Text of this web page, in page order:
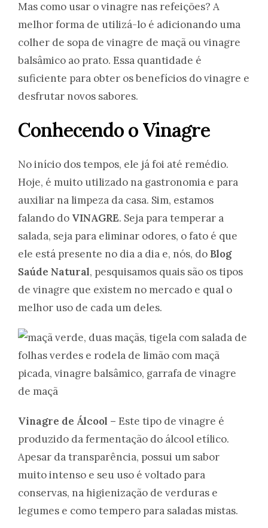
Mas como usar o vinagre nas refeições? A
melhor forma de utilizá-lo é adicionando uma
colher de sopa de vinagre de maçã ou vinagre
balsâmico ao prato. Essa quantidade é
suficiente para obter os benefícios do vinagre e
desfrutar novos sabores.
Conhecendo o Vinagre
No início dos tempos, ele já foi até remédio.
Hoje, é muito utilizado na gastronomia e para
auxiliar na limpeza da casa. Sim, estamos
falando do VINAGRE. Seja para temperar a
salada, seja para eliminar odores, o fato é que
ele está presente no dia a dia e, nós, do Blog
Saúde Natural, pesquisamos quais são os tipos
de vinagre que existem no mercado e qual o
melhor uso de cada um deles.
Vinagre de Álcool – Este tipo de vinagre é
produzido da fermentação do álcool etílico.
Apesar da transparência, possui um sabor
muito intenso e seu uso é voltado para
conservas, na higienização de verduras e
legumes e como tempero para saladas mistas.